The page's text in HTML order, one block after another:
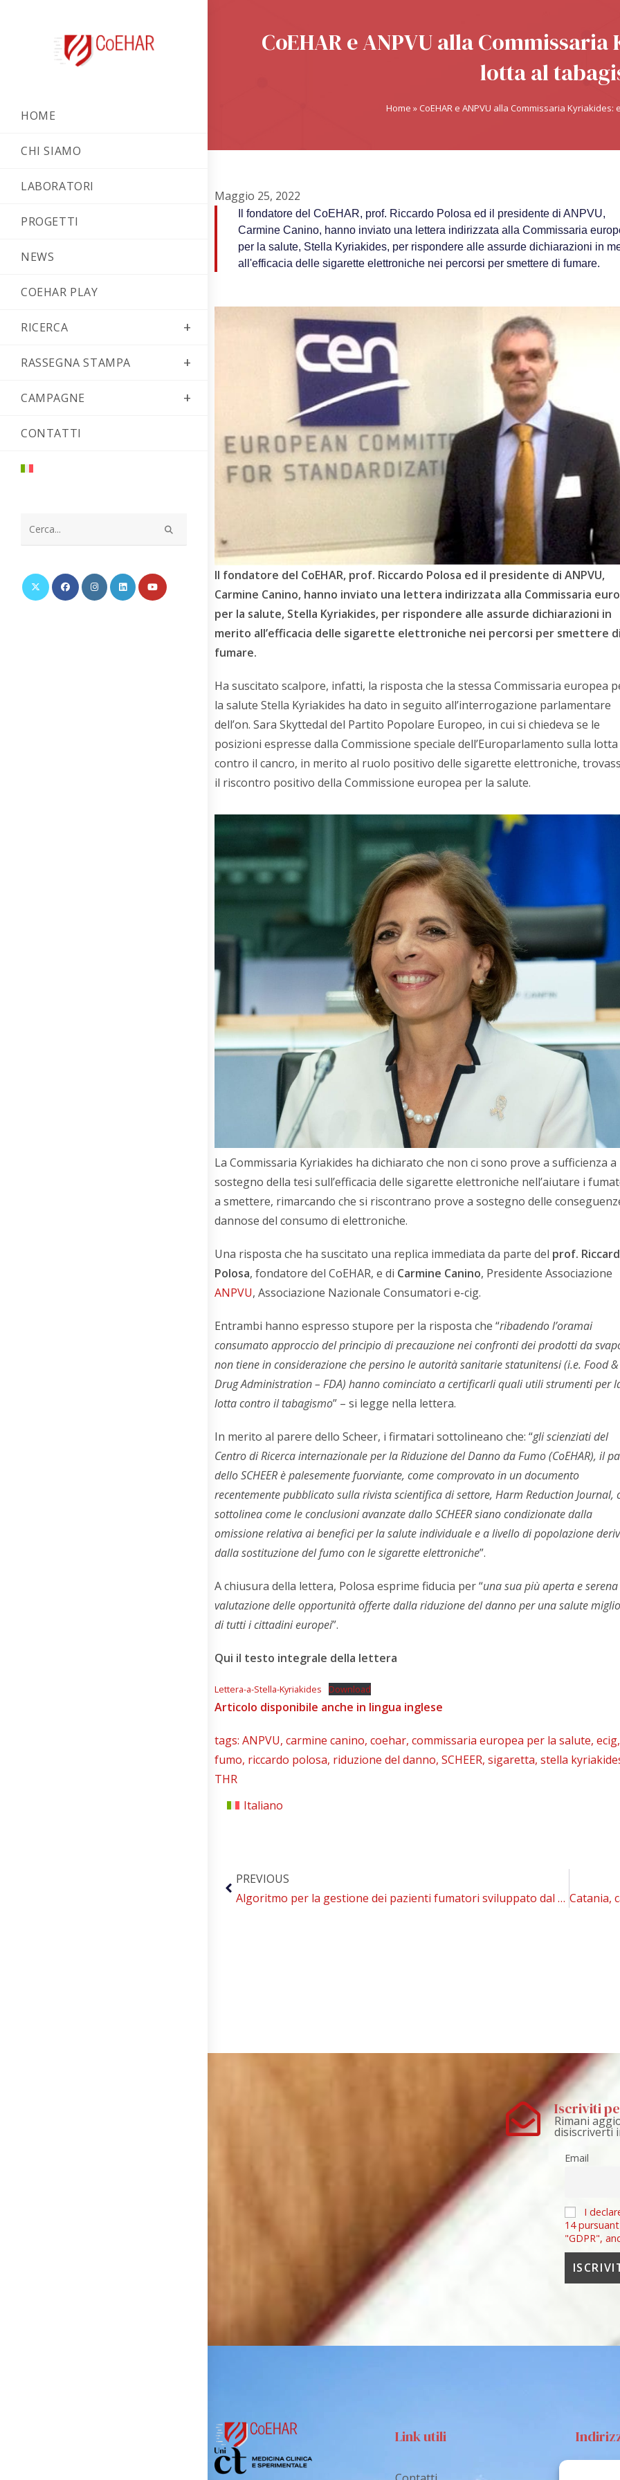
HOME
CHI SIAMO
LABORATORI
PROGETTI
NEWS
COEHAR PLAY
RICERCA
RASSEGNA STAMPA
CAMPAGNE
CONTATTI
sito
web
CoEHAR e ANPVU alla
lotta al
Home » CoEHAR e ANPVU alla Commissaria
Maggio 25, 2022
Il fondatore del CoEHAR, prof. Riccardo Polosa ed il presidente di ANPVU,
Carmine Canino, hanno inviato una lettera indirizzata alla Commissaria
per la salute, Stella Kyriakides, per rispondere alle assurde dichiarazioni in
all'efficacia delle sigarette elettroniche nei percorsi per smettere di fumare.
Il fondatore del CoEHAR, prof. Riccardo Polosa ed il presidente di ANPVU,
Carmine Canino, hanno inviato una lettera indirizzata alla Commissaria
per la salute, Stella Kyriakides, per rispondere alle assurde dichiarazioni in
merito all’efficacia delle sigarette elettroniche nei percorsi per smettere di
fumare.
Ha suscitato scalpore, infatti, la risposta che la stessa Commissaria europea
la salute Stella Kyriakides ha dato in seguito all’interrogazione parlamentare
dell’on. Sara Skyttedal del Partito Popolare Europeo, in cui si chiedeva se le
posizioni espresse dalla Commissione speciale dell’Europarlamento sulla lotta
contro il cancro, in merito al ruolo positivo delle sigarette elettroniche,
il riscontro positivo della Commissione europea per la salute.
La Commissaria Kyriakides ha dichiarato che non ci sono prove a sufficienza a
sostegno della tesi sull’efficacia delle sigarette elettroniche nell’aiutare i
a smettere, rimarcando che si riscontrano prove a sostegno delle
dannose del consumo di elettroniche.
Una risposta che ha suscitato una replica immediata da parte del prof.
Polosa, fondatore del CoEHAR, e di Carmine Canino, Presidente Associazione
ANPVU, Associazione Nazionale Consumatori e-cig.
Entrambi hanno espresso stupore per la risposta che “ribadendo l’oramai
consumato approccio del principio di precauzione nei confronti dei prodotti da
non tiene in considerazione che persino le autorità sanitarie statunitensi (i.e. Food &
Drug Administration – FDA) hanno cominciato a certificarli quali utili strumenti per
lotta contro il tabagismo” – si legge nella lettera.
In merito al parere dello Scheer, i firmatari sottolineano che: “gli scienziati del
Centro di Ricerca internazionale per la Riduzione del Danno da Fumo (CoEHAR), il
dello SCHEER è palesemente fuorviante, come comprovato in un documento
recentemente pubblicato sulla rivista scientifica di settore, Harm Reduction Journal,
sottolinea come le conclusioni avanzate dallo SCHEER siano condizionate dalla
omissione relativa ai benefici per la salute individuale e a livello di popolazione
dalla sostituzione del fumo con le sigarette elettroniche”.
A chiusura della lettera, Polosa esprime fiducia per “una sua più aperta e serena
valutazione delle opportunità offerte dalla riduzione del danno per una salute
di tutti i cittadini europei”.
Qui il testo integrale della lettera
Lettera-a-Stella-Kyriakides Download
Articolo disponibile anche in lingua inglese
tags: ANPVU, carmine canino, coehar, commissaria europea per la salute, ecig,
fumo, riccardo polosa, riduzione del danno, SCHEER, sigaretta, stella
THR
Italiano
PREVIOUS
Algoritmo per la gestione dei pazienti fumatori sviluppato dal COEHAR in collaborazione con i giganti della pneumologia mondiale￼
Iscriviti
Rimani
disiscriverti
Email
I
14
"GDPR",
Link utili